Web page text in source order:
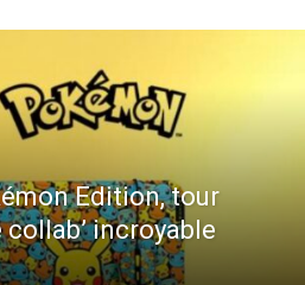
Edition, tour
incroyable